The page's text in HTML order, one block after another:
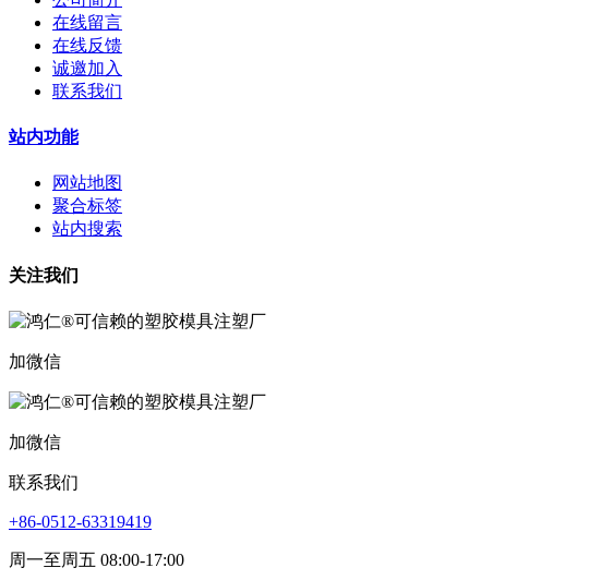
在线留言
在线反馈
诚邀加入
联系我们
站内功能
网站地图
聚合标签
站内搜索
关注我们
加微信
加微信
联系我们
+86-0512-63319419
周一至周五 08:00-17:00